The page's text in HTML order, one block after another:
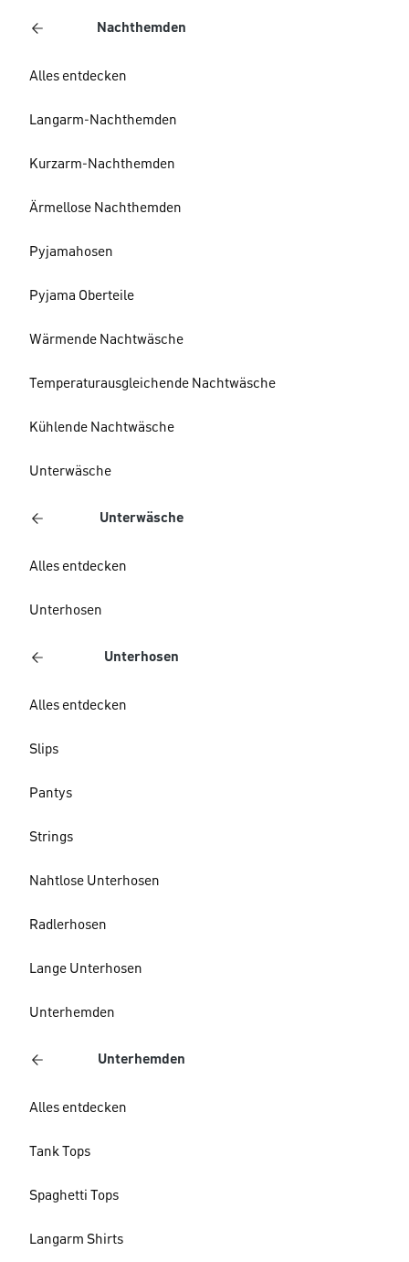
Nachthemden
Alles entdecken
Langarm-Nachthemden
Kurzarm-Nachthemden
Ärmellose Nachthemden
Pyjamahosen
Pyjama Oberteile
Wärmende Nachtwäsche
Temperaturausgleichende Nachtwäsche
Kühlende Nachtwäsche
Unterwäsche
Unterwäsche
Alles entdecken
Unterhosen
Unterhosen
Alles entdecken
Slips
Pantys
Strings
Nahtlose Unterhosen
Radlerhosen
Lange Unterhosen
Unterhemden
Unterhemden
Alles entdecken
Tank Tops
Spaghetti Tops
Langarm Shirts